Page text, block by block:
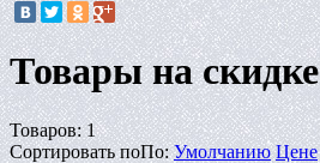
Товары на скидке
Товаров: 1
Сортировать поПо: Умолчанию Цене